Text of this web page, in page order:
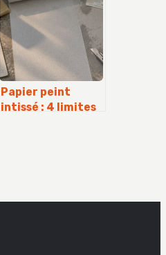
indemnisation
Papier peint
intissé : 4 limites